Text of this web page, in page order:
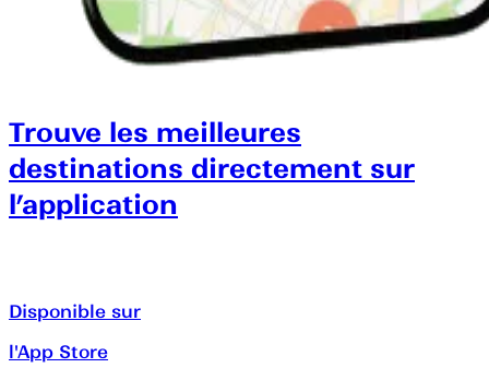
Trouve les meilleures
destinations directement sur
l’application
Disponible sur
l'App Store